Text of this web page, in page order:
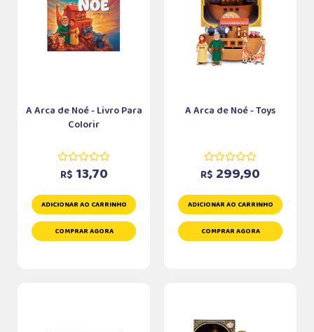
A Arca de Noé - Livro Para
Colorir
R$ 13,70
ADICIONAR AO CARRINHO
COMPRAR AGORA
A Arca de Noé - Toys
R$ 299,90
ADICIONAR AO CARRINHO
COMPRAR AGORA